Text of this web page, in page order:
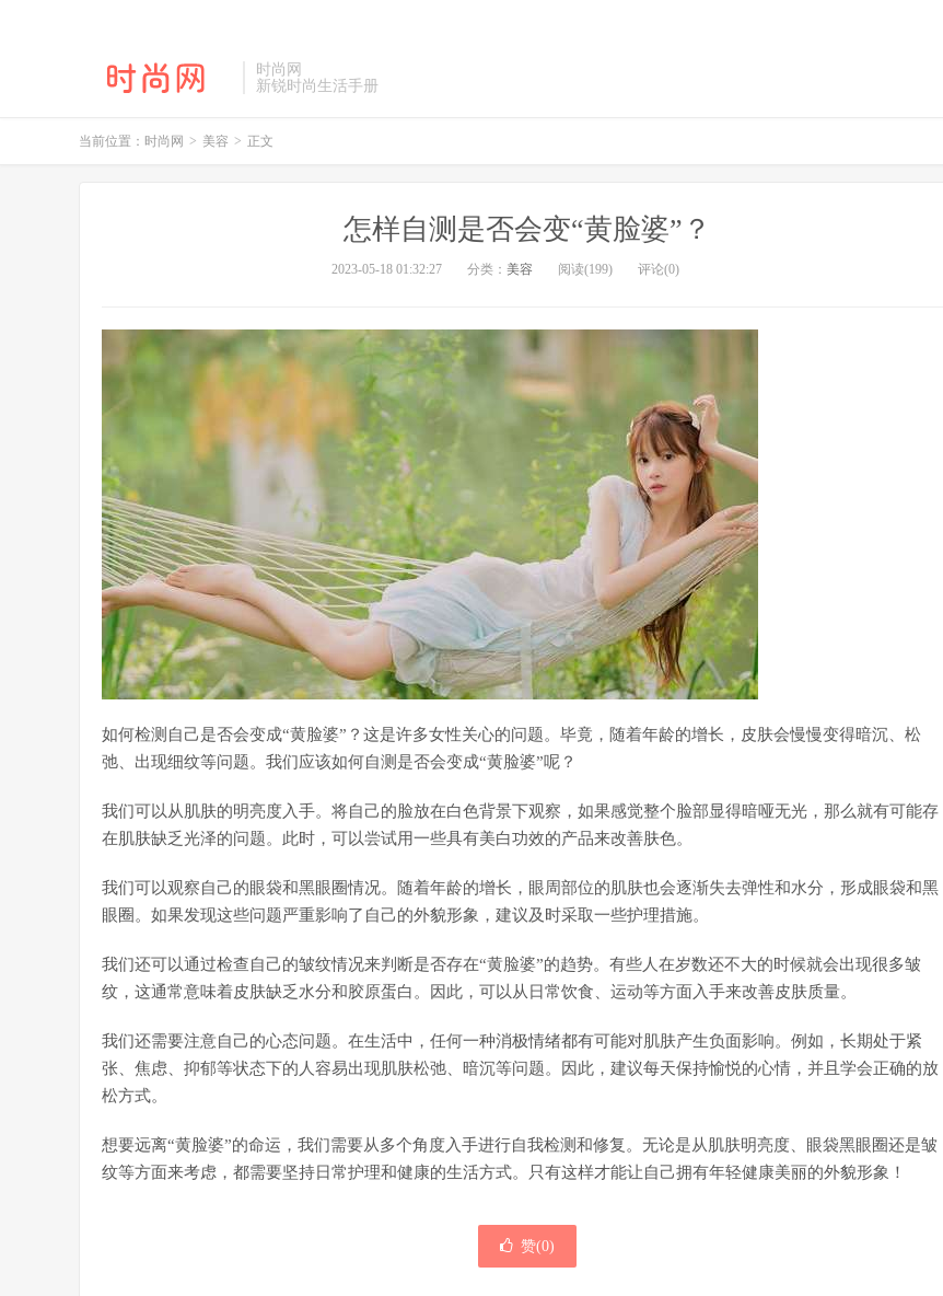
时尚网
新锐时尚生活手册
当前位置： 时尚网 > 美容 > 正文
怎样自测是否会变“黄脸婆”？
2023-05-18 01:32:27 分类： 美容 阅读(199) 评论(0)
如何检测自己是否会变成“黄脸婆”？这是许多女性关心的问题。毕竟，随着年龄的增长，皮肤会慢慢变得暗沉、松
弛、出现细纹等问题。我们应该如何自测是否会变成“黄脸婆”呢？
我们可以从肌肤的明亮度入手。将自己的脸放在白色背景下观察，如果感觉整个脸部显得暗哑无光，那么就有可能存
在肌肤缺乏光泽的问题。此时，可以尝试用一些具有美白功效的产品来改善肤色。
我们可以观察自己的眼袋和黑眼圈情况。随着年龄的增长，眼周部位的肌肤也会逐渐失去弹性和水分，形成眼袋和黑
眼圈。如果发现这些问题严重影响了自己的外貌形象，建议及时采取一些护理措施。
我们还可以通过检查自己的皱纹情况来判断是否存在“黄脸婆”的趋势。有些人在岁数还不大的时候就会出现很多皱
纹，这通常意味着皮肤缺乏水分和胶原蛋白。因此，可以从日常饮食、运动等方面入手来改善皮肤质量。
我们还需要注意自己的心态问题。在生活中，任何一种消极情绪都有可能对肌肤产生负面影响。例如，长期处于紧
张、焦虑、抑郁等状态下的人容易出现肌肤松弛、暗沉等问题。因此，建议每天保持愉悦的心情，并且学会正确的放
松方式。
想要远离“黄脸婆”的命运，我们需要从多个角度入手进行自我检测和修复。无论是从肌肤明亮度、眼袋黑眼圈还是皱
纹等方面来考虑，都需要坚持日常护理和健康的生活方式。只有这样才能让自己拥有年轻健康美丽的外貌形象！
赞(0)